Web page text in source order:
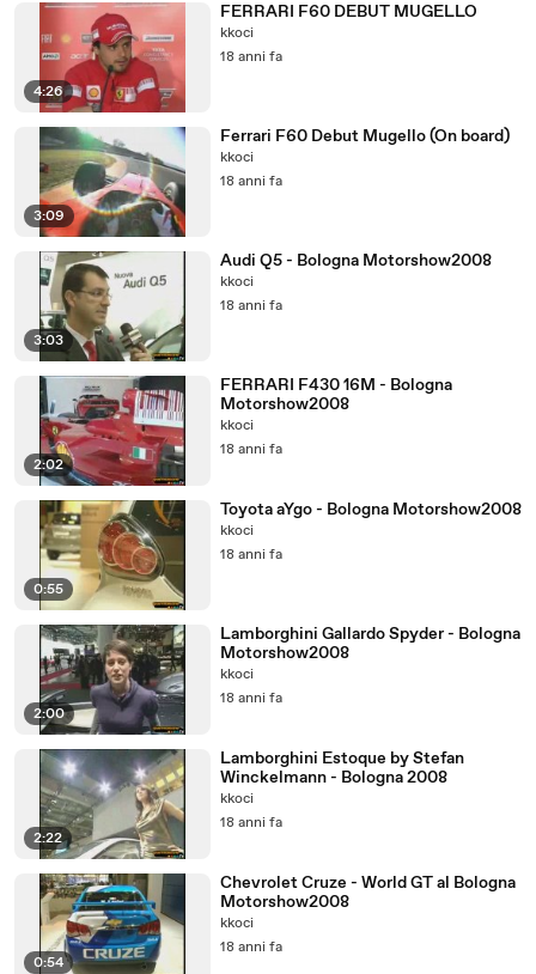
4:26
FERRARI F60 DEBUT MUGELLO
kkoci
18 anni fa
3:09
Ferrari F60 Debut Mugello (On board)
kkoci
18 anni fa
3:03
Audi Q5 - Bologna Motorshow2008
kkoci
18 anni fa
2:02
FERRARI F430 16M - Bologna
Motorshow2008
kkoci
18 anni fa
0:55
Toyota aYgo - Bologna Motorshow2008
kkoci
18 anni fa
2:00
Lamborghini Gallardo Spyder - Bologna
Motorshow2008
kkoci
18 anni fa
2:22
Lamborghini Estoque by Stefan
Winckelmann - Bologna 2008
kkoci
18 anni fa
0:54
Chevrolet Cruze - World GT al Bologna
Motorshow2008
kkoci
18 anni fa